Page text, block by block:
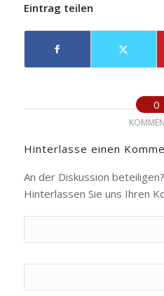
Eintrag teilen
0
Hinterlasse einen
An der Diskussion beteiligen?
Hinterlassen Sie uns Ihren